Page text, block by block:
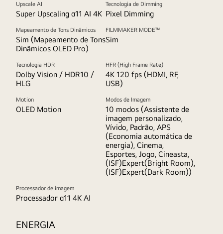
Upscale AI
Super Upscaling α11 AI 4K
Tecnologia de Dimming
Pixel Dimming
Mapeamento de Tons Dinâmicos
Sim (Mapeamento de Tons
Dinâmicos OLED Pro)
FILMMAKER MODE™
Sim
Tecnologia HDR
Dolby Vision / HDR10 /
HLG
HFR (High Frame Rate)
4K 120 fps (HDMI, RF,
USB)
Motion
OLED Motion
Modos de Imagem
10 modos (Assistente de
imagem personalizado,
Vívido, Padrão, APS
(Economia automática de
energia), Cinema,
Esportes, Jogo, Cineasta,
(ISF)Expert(Bright Room),
(ISF)Expert(Dark Room))
Processador de imagem
Processador α11 4K AI
ENERGIA